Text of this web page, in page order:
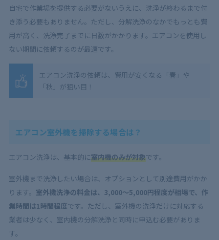
自宅で作業場を提供する必要がないうえに、洗浄が終わるまで付
き添う必要もありません。ただし、分解洗浄のなかでもっとも費
用が高く、洗浄完了までに日数がかかります。エアコンを使用し
ない期間に依頼するのが最適です。
エアコン洗浄の依頼は、費用が安くなる「春」や
「秋」が狙い目！
エアコン室外機を掃除する場合は？
エアコン洗浄は、基本的に室内機のみが対象です。
室外機まで洗浄したい場合は、オプションとして別途費用がかか
ります。 室外機洗浄の料金は、3,000〜5,000円程度が相場で、作
業時間は1時間程度です。ただし、室外機の洗浄だけに対応する
業者は少なく、室内機の分解洗浄と同時に申込む必要がありま
す。